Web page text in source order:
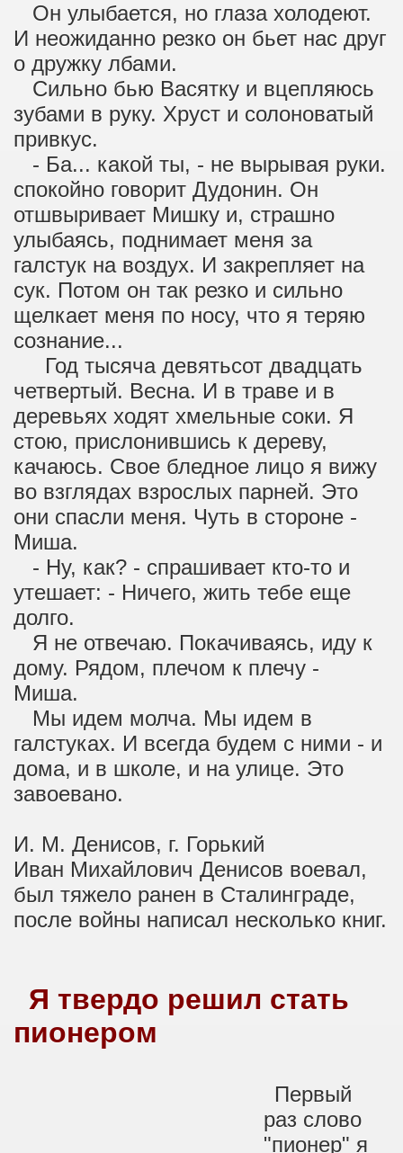
Он улыбается, но глаза холодеют.
И неожиданно резко он бьет нас друг
о дружку лбами.
Сильно бью Васятку и вцепляюсь
зубами в руку. Хруст и солоноватый
привкус.
- Ба... какой ты, - не вырывая руки.
спокойно говорит Дудонин. Он
отшвыривает Мишку и, страшно
улыбаясь, поднимает меня за
галстук на воздух. И закрепляет на
сук. Потом он так резко и сильно
щелкает меня по носу, что я теряю
сознание...
Год тысяча девятьсот двадцать
четвертый. Весна. И в траве и в
деревьях ходят хмельные соки. Я
стою, прислонившись к дереву,
качаюсь. Свое бледное лицо я вижу
во взглядах взрослых парней. Это
они спасли меня. Чуть в стороне -
Миша.
- Ну, как? - спрашивает кто-то и
утешает: - Ничего, жить тебе еще
долго.
Я не отвечаю. Покачиваясь, иду к
дому. Рядом, плечом к плечу -
Миша.
Мы идем молча. Мы идем в
галстуках. И всегда будем с ними - и
дома, и в школе, и на улице. Это
завоевано.
И. М. Денисов, г. Горький
Иван Михайлович Денисов воевал,
был тяжело ранен в Сталинграде,
после войны написал несколько книг.
Я твердо решил стать
пионером
Первый
раз слово
"пионер" я